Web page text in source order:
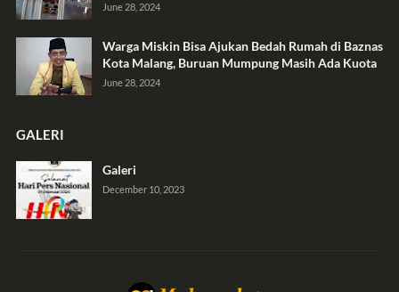
June 28, 2024
Warga Miskin Bisa Ajukan Bedah Rumah di Baznas
Kota Malang, Buruan Mumpung Masih Ada Kuota
June 28, 2024
GALERI
Galeri
December 10, 2023